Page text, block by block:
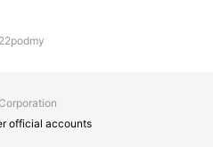
official accounts